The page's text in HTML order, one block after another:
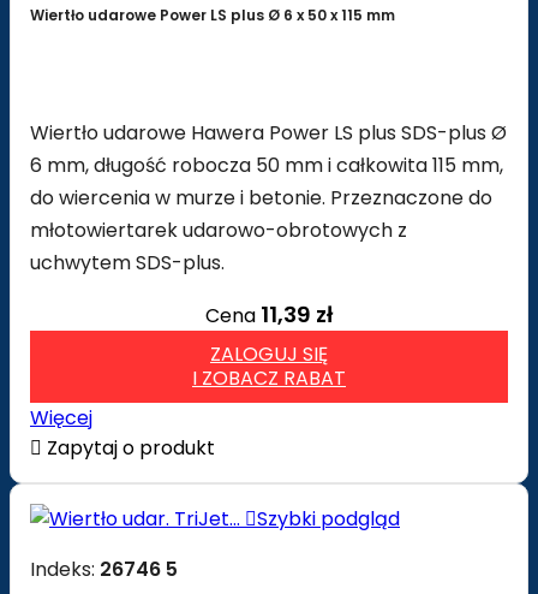
Wiertło udarowe Power LS plus Ø 6 x 50 x 115 mm
Wiertło udarowe Hawera Power LS plus SDS-plus Ø
6 mm, długość robocza 50 mm i całkowita 115 mm,
do wiercenia w murze i betonie. Przeznaczone do
młotowiertarek udarowo-obrotowych z
uchwytem SDS-plus.
Cena 11,39 zł
ZALOGUJ SIĘ
I ZOBACZ RABAT
Więcej
 Zapytaj o produkt
Szybki podgląd
Indeks: 26746 5